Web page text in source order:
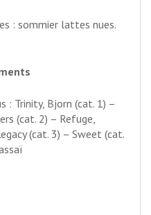
: sommier lattes nues.
: Trinity, Bjorn (cat. 1) –
(cat. 2) – Refuge,
(cat. 3) – Sweet (cat.